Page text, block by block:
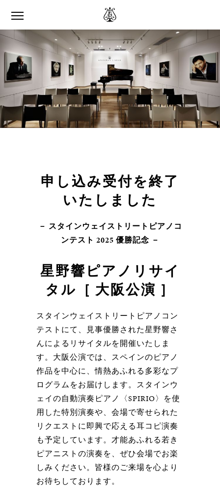
申し込み受付を終了
いたしました
－ スタインウェイストリートピアノコ
ンテスト 2025 優勝記念 －
星野響ピアノリサイ
タル［ 大阪公演 ］
スタインウェイストリートピアノコン
テストにて、見事優勝された星野響さ
んによるリサイタルを開催いたしま
す。大阪公演では、スペインのピアノ
作品を中心に、情熱あふれる多彩なプ
ログラムをお届けします。スタインウ
ェイの自動演奏ピアノ〈SPIRIO〉を使
用した特別演奏や、会場で寄せられた
リクエストに即興で応える耳コピ演奏
も予定しています。才能あふれる若き
ピアニストの演奏を、ぜひ会場でお楽
しみください。皆様のご来場を心より
お待ちしております。